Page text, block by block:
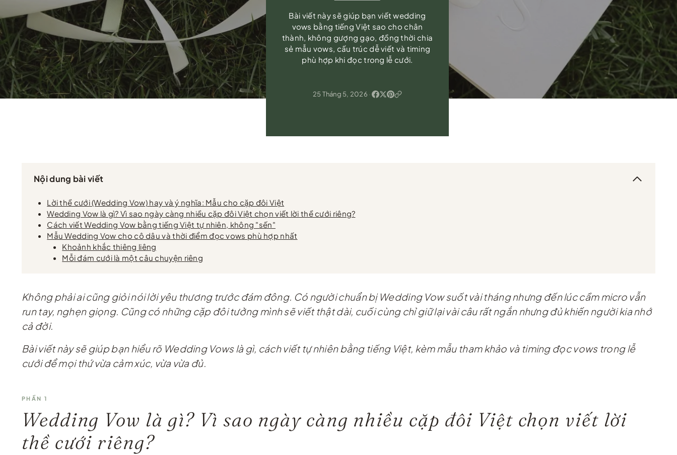
Bài viết này sẽ giúp bạn viết wedding
vows bằng tiếng Việt sao cho chân
thành, không gượng gạo, đồng thời chia
sẻ mẫu vows, cấu trúc dễ viết và timing
phù hợp khi đọc trong lễ cưới.
25 Tháng 5, 2026 ·
Nội dung bài viết
Lời thề cưới (Wedding Vow) hay và ý nghĩa: Mẫu cho cặp đôi Việt
Wedding Vow là gì? Vì sao ngày càng nhiều cặp đôi Việt chọn viết lời thề cưới riêng?
Cách viết Wedding Vow bằng tiếng Việt tự nhiên, không "sến"
Mẫu Wedding Vow cho cô dâu và thời điểm đọc vows phù hợp nhất
Khoảnh khắc thiêng liêng
Mỗi đám cưới là một câu chuyện riêng
Không phải ai cũng giỏi nói lời yêu thương trước đám đông. Có người chuẩn bị Wedding Vow suốt vài tháng nhưng đến lúc cầm micro vẫn
run tay, nghẹn giọng. Cũng có những cặp đôi tưởng mình sẽ viết thật dài, cuối cùng chỉ giữ lại vài câu rất ngắn nhưng đủ khiến người kia nhớ
cả đời.
Bài viết này sẽ giúp bạn hiểu rõ Wedding Vows là gì, cách viết tự nhiên bằng tiếng Việt, kèm mẫu tham khảo và timing đọc vows trong lễ
cưới để mọi thứ vừa cảm xúc, vừa vừa đủ.
PHẦN 1
Wedding Vow là gì? Vì sao ngày càng nhiều cặp đôi Việt chọn viết lời
thề cưới riêng?